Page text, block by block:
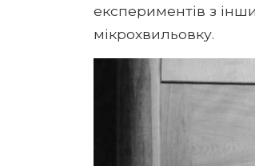
експериментів з
мікрохвильовку.